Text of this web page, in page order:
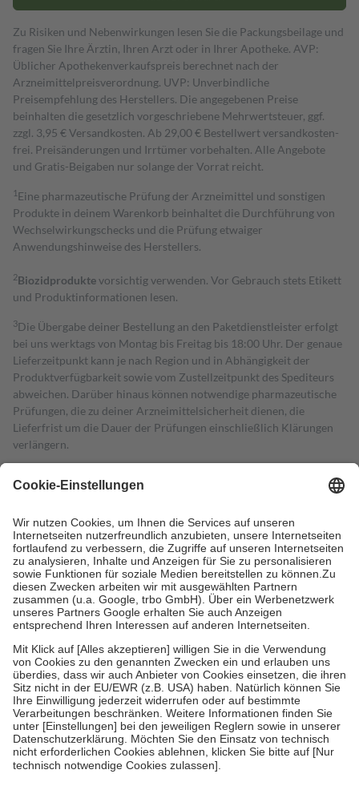
Zu Risiken und Nebenwirkungen lesen Sie die Packungsbeilage und
fragen Sie Ihre Ärztin, Ihren Arzt oder in Ihrer Apotheke. AVP:
Üblicher Apothekenverkaufspreis berechnet nach der
Arzneimittelpreisverordnung. UVP: Unverbindliche
Preisempfehlung des Herstellers. Die angegebenen Preise
beinhalten die gesetzlich vorgeschriebene Mehrwertsteuer, ggf.
zzgl. 3,95 € Versandkosten. Ab 29,00 € Bestell­wert versand­kosten­
frei. Preisänderungen und Irrtümer vorbehalten. Alle Angebote
und Gratis-Beigaben nur solange der Vorrat reicht.
1 Eine pharmazeutische Prüfung der Arzneimittel und sonstigen
Produkte in deinem Warenkorb beinhaltet die Durchführung von
Wechselwirkungschecks und die Prüfung etwaiger
Anwendungshinweise des Herstellers.
2Biozidproduktevorsichtig verwenden. Vor Gebrauch stets Etikett
und Produktinformationen lesen.
3Die Übergabe deiner Bestellung an den Paketdienstleister erfolgt
bei uns werktags von Montag bis Freitag bis 18:00 Uhr. Der genaue
Lieferzeitpunkt kann je nach Region und in Abhängigkeit der
Produktverfügbarkeit sowie vom Zustellzeitpunkt des Spediteurs
abweichen. Darüber hinaus können notwendige pharmazeutische
Prüfungen, die zu deiner Arzneimittelsicherheit dienen, die
Lieferfrist um die Dauer der Prüfungen einschließlich Klärungen
verlängern.
Rezept aus und der Patient erhält sie in der Apotheke. Die
Kosten dafür, der Versicherte trägt einen Teil davon als Zuzahlung
mit.
Grundsätzlich leisten Mitglieder Zuzahlungen in Höhe von zehn
Prozent des Abgabepreises,mindestensjedochfünf Euround
höchstens zehn Euro.Es sind jedoch nie mehr als die tatsächlichen
Kosten der Leistung zu entrichten.
Diese Regeln gelten grundsätzlich auch für Online-Apotheken.
Bei Heilmitteln und häuslicher Krankenpflege beträgt die
Zuzahlung zehn Prozent der Kosten sowie zehn Euro je
Verordnung.
Um das Engagement der Versicherten für ihre eigene Gesundheit zu
stärken und die besondere Stellung der Familie zu unterstützen,
fallen keine Zuzahlungen an bei:
• Kindern und Jugendlichen bis zum vollendeten 18. Lebensjahr
mit Ausnahme der Fahrkosten